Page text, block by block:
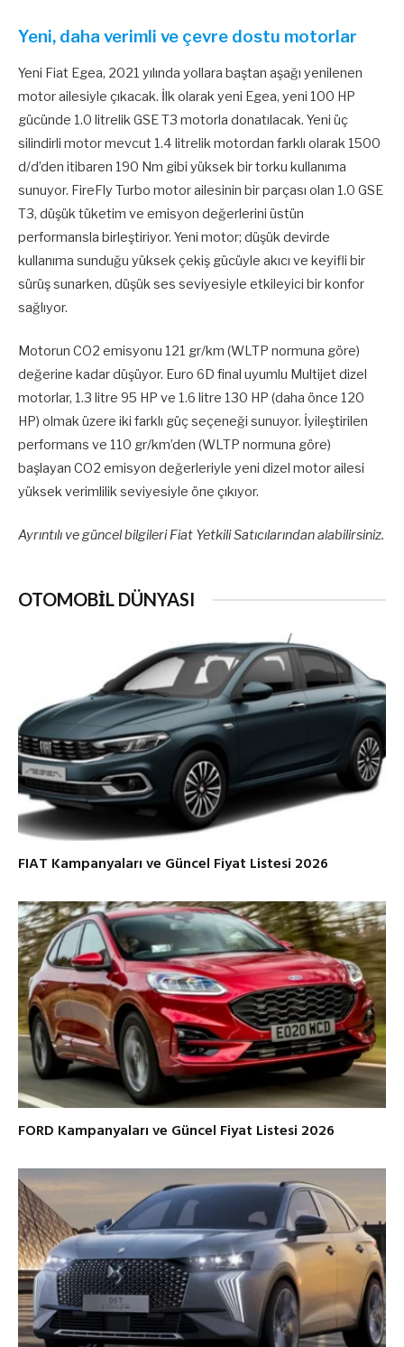
Yeni, daha verimli ve çevre dostu motorlar
Yeni Fiat Egea, 2021 yılında yollara baştan aşağı yenilenen
motor ailesiyle çıkacak. İlk olarak yeni Egea, yeni 100 HP
gücünde 1.0 litrelik GSE T3 motorla donatılacak. Yeni üç
silindirli motor mevcut 1.4 litrelik motordan farklı olarak 1500
d/d’den itibaren 190 Nm gibi yüksek bir torku kullanıma
sunuyor. FireFly Turbo motor ailesinin bir parçası olan 1.0 GSE
T3, düşük tüketim ve emisyon değerlerini üstün
performansla birleştiriyor. Yeni motor; düşük devirde
kullanıma sunduğu yüksek çekiş gücüyle akıcı ve keyifli bir
sürüş sunarken, düşük ses seviyesiyle etkileyici bir konfor
sağlıyor.
Motorun CO2 emisyonu 121 gr/km (WLTP normuna göre)
değerine kadar düşüyor. Euro 6D final uyumlu Multijet dizel
motorlar, 1.3 litre 95 HP ve 1.6 litre 130 HP (daha önce 120
HP) olmak üzere iki farklı güç seçeneği sunuyor. İyileştirilen
performans ve 110 gr/km’den (WLTP normuna göre)
başlayan CO2 emisyon değerleriyle yeni dizel motor ailesi
yüksek verimlilik seviyesiyle öne çıkıyor.
Ayrıntılı ve güncel bilgileri Fiat Yetkili Satıcılarından alabilirsiniz.
OTOMOBİL DÜNYASI
FIAT Kampanyaları ve Güncel Fiyat Listesi 2026
FORD Kampanyaları ve Güncel Fiyat Listesi 2026